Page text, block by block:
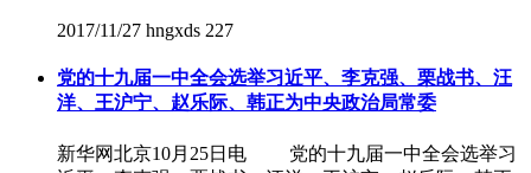
2017/11/27 hngxds 227
党的十九届一中全会选举习近平、李克强、栗战书、汪
洋、王沪宁、赵乐际、韩正为中央政治局常委
新华网北京10月25日电 党的十九届一中全会选举习